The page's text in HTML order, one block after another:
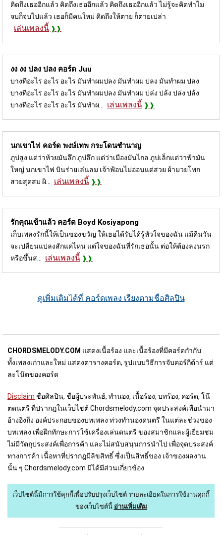
คิดถึงเธออีกแล้ว คิดถึงเธออีกแล้ว คิดถึงเธออีกแล้ว ไม่รู้จะคิดทำไม
จบก็จบไปแล้ว เธอก็มีคนใหม่ คิดถึงให้ตาย ก็ตายเปล่า
เล่นเพลงนี้
งง งง ปลง ปลง คอร์ด Juu
บางทีอะไร อะไร อะไร มันทำผมปลง มันทำผม ปลง มันทำผม ปลง
บางทีอะไร อะไร อะไร มันทำผมปลง มันทำผม ปล่ง ปล้ง ปล่ง ปล้ง
บางทีอะไร อะไร อะไร มันทำผ...
เล่นเพลงนี้
นกเขาไฟ คอร์ด พงษ์เทพ กระโดนชำนาญ
ภูบ่สูง แต่ว่าห้วยมันลึก ภูบ่ลึก แต่ว่าเมืองมันไกล ภูบ่เล็กแต่ว่าฟ้ามัน
ใหญ่ นกเขาไฟ บินร่ายเล่นลม เจ้าฟ้อนไม่อ่อนแต่สวย ผ้ามวยโพก
สวยสุดสม ผิ...
เล่นเพลงนี้
รักคุณเข้าแล้ว คอร์ด Boyd Kosiyapong
เก็บเพลงรักนี้ให้เป็นของขวัญ ให้เธอได้รับได้รู้หัวใจของฉัน แม้คืนวัน
จะเปลี่ยนแปลงสักแค่ไหน แต่ใจของฉันที่รักเธอนั้น ต่อให้ต้องลงนรก
หรือขึ้นส...
เล่นเพลงนี้
ดูเพิ่มเติมได้ที่ คอร์ดเพลง เรียงตามชื่อศิลปิน
CHORDSMELODY.COM แสดงเนื้อร้อง และเนื้อร้องที่มีคอร์ดกำกับ
ทั้งเพลงเก่าและใหม่ แสดงตารางคอร์ด, รูปแบบวิธีการจับคอร์กีต้าร์ แต่
ละโน๊ตของคอร์ด
Disclaim ชื่อศิลปิน, ชื่อผู้ประพันธ์, ทำนอง, เนื้อร้อง, บทร้อง, คอร์ด, โน๊
ตดนตรี ที่ปรากฎในเว็บไชต์ Chordsmelody.com จุดประสงค์เพื่อนำมา
อ้างอิงถึง องค์ประกอบของบทเพลง ท่วงทำนองดนตรี ในแต่ละช่วงของ
บทเพลง เพื่อฝึกทักษะการใช้เครื่องเล่นดนตรี ของสมาชิกและผู้เยี่ยมชม
ไม่มีวัตถุประสงค์เพื่อการค้า และไม่สนับสนุนการนำไป เพื่อจุดประสงค์
ทางการค้า เนื้อหาที่ปรากฎมีลิขสิทธิ์ ซื่งเป็นสิทธิ์ของ เจ้าของผลงาน
นั้น ๆ Chordsmelody.com มิได้มีส่วนเกี่ยวข้อง.
เว็ปไซต์นี้มีการใช้คุกกี้เพื่อปรับปรุงเว็บไซต์ รายละเอียดในการใช้งานคุกกี้
ของเว็บไซต์นี้ อ่านเพิ่มเติม